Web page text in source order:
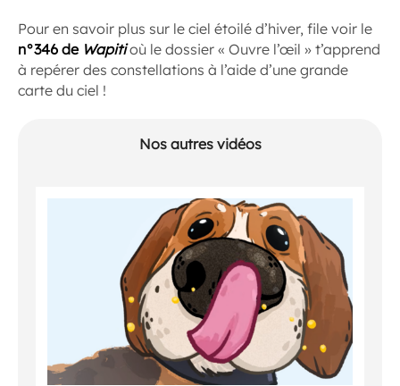
Pour en savoir plus sur le ciel étoilé d’hiver, file voir le
n°346 de Wapiti où le dossier « Ouvre l’œil » t’apprend
à repérer des constellations à l’aide d’une grande
carte du ciel !
Nos autres vidéos